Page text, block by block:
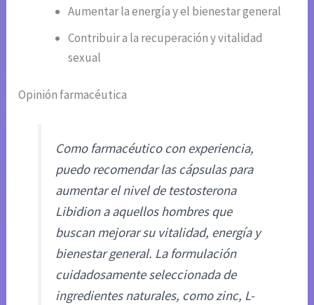
Aumentar la energía y el bienestar general
Contribuir a la recuperación y vitalidad
sexual
Opinión farmacéutica
Como farmacéutico con experiencia,
puedo recomendar las cápsulas para
aumentar el nivel de testosterona
Libidion a aquellos hombres que
buscan mejorar su vitalidad, energía y
bienestar general. La formulación
cuidadosamente seleccionada de
ingredientes naturales, como zinc, L-